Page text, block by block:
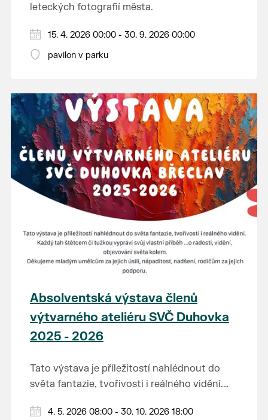
leteckých fotografií města.
15. 4. 2026 00:00 - 30. 9. 2026 00:00
pavilon v parku
Absolventská výstava členů
výtvarného ateliéru SVČ Duhovka
2025 - 2026
Tato výstava je příležitostí nahlédnout do
světa fantazie, tvořivosti i reálného vidění.
vlastní příběh... o radosti, vidění, objevování
Děkujeme mladým umělcům za jejich úsilí,
4. 5. 2026 08:00 - 30. 10. 2026 18:00